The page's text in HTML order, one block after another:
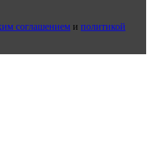
соглашением и политикой